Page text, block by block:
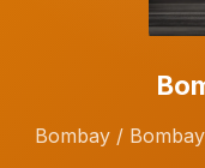
Bombay /